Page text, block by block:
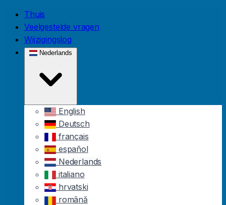
Skip to main content
Thuis
Veelgestelde vragen
Wijzigingslog
Nederlands
English
Deutsch
français
español
Nederlands
italiano
hrvatski
română